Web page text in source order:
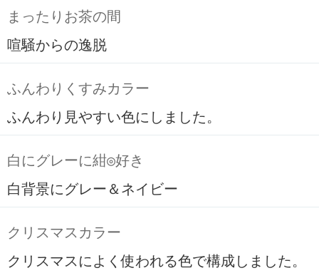
まったりお茶の間
喧騒からの逸脱
ふんわりくすみカラー
ふんわり見やすい色にしました。
白にグレーに紺◎好き
白背景にグレー＆ネイビー
クリスマスカラー
クリスマスによく使われる色で構成しました。